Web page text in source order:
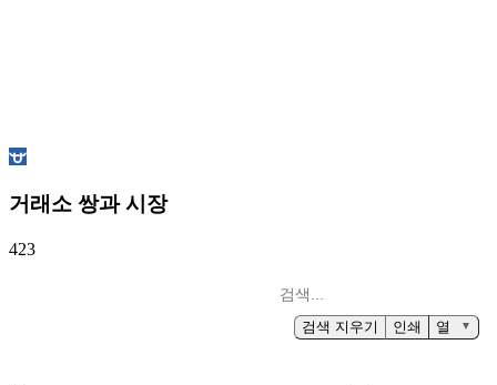
거래소 쌍과 시장
423
검색 지우기 인쇄 열 ▼